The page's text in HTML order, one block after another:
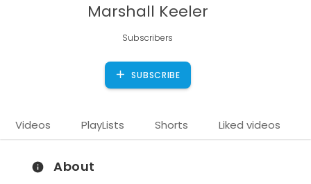
Marshall Keeler
Subscribers
SUBSCRIBE
Videos PlayLists Shorts Liked videos
About